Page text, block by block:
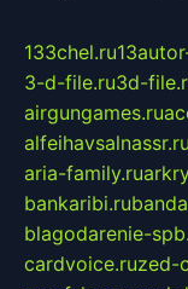
133chel.ru
3-d-file.ru3d-
airgungames.ru
alfeihavsalnassr.ru
aria-family.ru
bankaribi.ru
blagodarenie-
cardvoice.ruzed-